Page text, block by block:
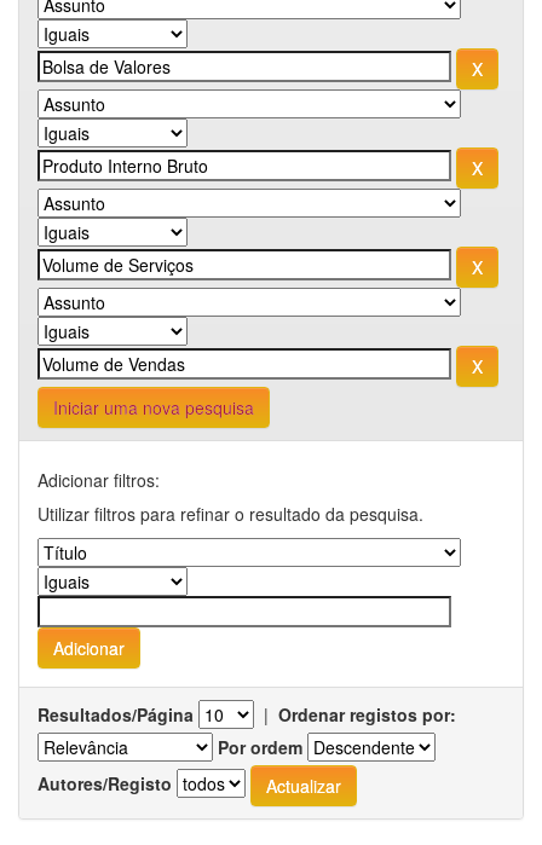
Iniciar uma nova pesquisa
Adicionar filtros:
Utilizar filtros para refinar o resultado da pesquisa.
Resultados/Página | Ordenar registos por:
Por ordem
Autores/Registo